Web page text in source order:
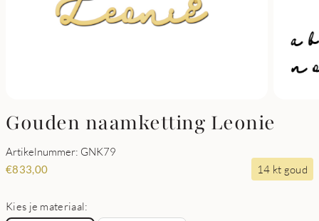
Gouden naamketting Leonie
Artikelnummer: GNK79
€833,00 14 kt goud
Kies je materiaal: